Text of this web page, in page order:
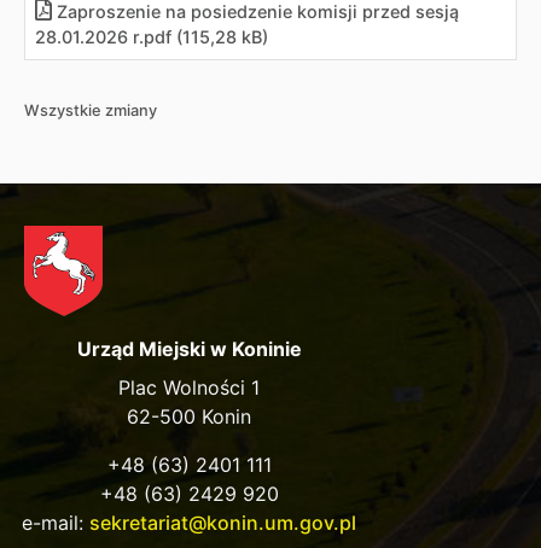
Zaproszenie na posiedzenie komisji przed sesją
28.01.2026 r.pdf (115,28 kB)
Wszystkie zmiany
Urząd Miejski w Koninie
Plac Wolności 1
62-500 Konin
+48 (63) 2401 111
+48 (63) 2429 920
e-mail: sekretariat@konin.um.gov.pl